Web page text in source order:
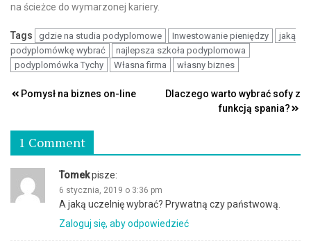
na ścieżce do wymarzonej kariery.
Tags gdzie na studia podyplomowe Inwestowanie pieniędzy
jaką
podyplomówkę wybrać
najlepsza szkoła podyplomowa
podyplomówka Tychy
Własna firma własny biznes
Nawigacja
Pomysł na biznes on-line
Dlaczego warto wybrać sofy z
funkcją spania?
1 Comment
Tomekpisze:
6 stycznia, 2019 o 3:36 pm
A jaką uczelnię wybrać? Prywatną czy państwową.
Zaloguj się, aby odpowiedzieć